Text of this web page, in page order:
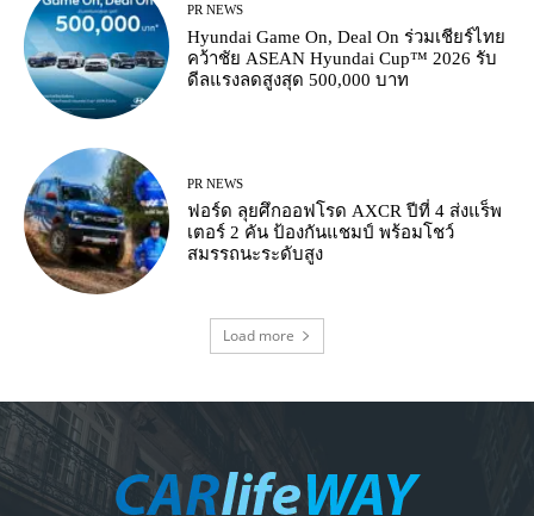
PR NEWS
Hyundai Game On, Deal On ร่วมเชียร์ไทย
คว้าชัย ASEAN Hyundai Cup™ 2026 รับ
ดีลแรงลดสูงสุด 500,000 บาท
PR NEWS
ฟอร์ด ลุยศึกออฟโรด AXCR ปีที่ 4 ส่งแร็พ
เตอร์ 2 คัน ป้องกันแชมป์ พร้อมโชว์
สมรรถนะระดับสูง
Load more